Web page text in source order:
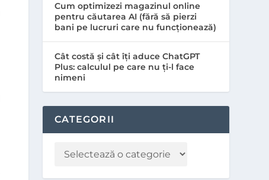
Cum optimizezi magazinul online
pentru căutarea AI (fără să pierzi
bani pe lucruri care nu funcționează)
Cât costă și cât îți aduce ChatGPT
Plus: calculul pe care nu ți-l face
nimeni
CATEGORII